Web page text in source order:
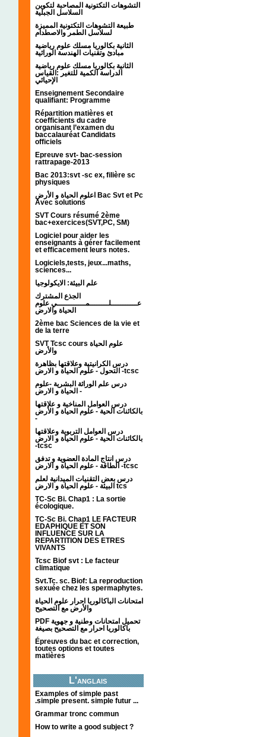
التشوهات التكتونیة المصاحبة لتكوین
السلاسل الجبلیة
طبيعة التشوهات التكتونية المميزة
لسلاسل الطمر والاصطدام
الثانية بكالوريا مسلك علوم رياضية
مبادئ وتقنيات الهندسة الوراثية
الثانية بكالوريا مسلك علوم رياضية
الدراسة الكمية للتغير :القياس
الإحيائي
Enseignement Secondaire
qualifiant: Programme
Répartition matières et
coefficients du cadre
organisant l’examen du
baccalauréat Candidats
officiels
Epreuve svt- bac-session
rattrapage-2013
Bac 2013:svt -sc ex, filière sc
physiques
اعلوم الحياة و الأرض Bac Svt et Pc
Avec solutions
SVT Cours résumé 2ème
bac+exercices(SVT,PC, SM)
Logiciel pour aider les
enseignants à gérer facilement
et efficacement leurs notes.
Logiciels,tests, jeux...maths,
sciences...
علم البيئة: الايكولوجيا
الجذع المشترك
عـــــــــــلــــــــمــــــــــــي علوم
الحياة والارض
2ème bac Sciences de la vie et
de la terre
SVT Tcsc cours علوم الحياة
والأرض
درس الكرانيتية وعلاقتها بظاهرة
التحول - علوم الحياة و الارض -tcsc
درس علم الوراثة البشرية -علوم
الحياة و الارض -
درس العوامل المناخية و علاقتها
بالكائنات الحية - علوم الحياة و الأرض
-
درس العوامل التربوية وعلاقتها
بالكائنات الحية - علوم الحياة و الارض
-tcsc
درس انتاج المادة العضوية و تدفق
الطاقة - علوم الحياة و الارض -tcsc
درس بعض التقنيات الميدانية لعلم
البيئة - علوم الحياة و الارض tcs
TC-Sc Bi. Chap1 : La sortie
écologique.
TC-Sc Bi. Chap1 LE FACTEUR
EDAPHIQUE ET SON
INFLUENCE SUR LA
REPARTITION DES ETRES
VIVANTS
Tcsc Biof svt : Le facteur
climatique
Svt.Tc. sc. Biof: La reproduction
sexuée chez les spermaphytes.
امتحانات الباكالوريا احرار علوم الحياة
والأرض مع التصحيح
PDF تحميل امتحانات وطنية و جهوية
باكالوريا احرار مع التصحيح بصيغة
Épreuves du bac et correction,
toutes options et toutes
matières
L'anglais
Examples of simple past
.simple present. simple futur ...
Grammar tronc commun
How to write a good subject ?